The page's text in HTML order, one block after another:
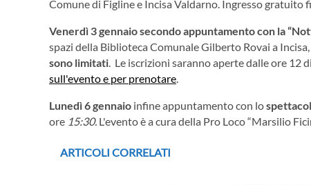
Comune di Figline e Incisa Valdarno. Ingresso gratuito
Venerdì 3 gennaiosecondoappuntamento con la
spazi della Biblioteca Comunale Gilberto Rovai a
sono limitati. Le iscrizioni saranno aperte dalle ore 12
sull'evento e per prenotare.
Lunedì 6 gennaio infine appuntamento con lo
ore 15:30. L'evento è a cura della Pro Loco “Marsilio
ARTICOLI CORRELATI